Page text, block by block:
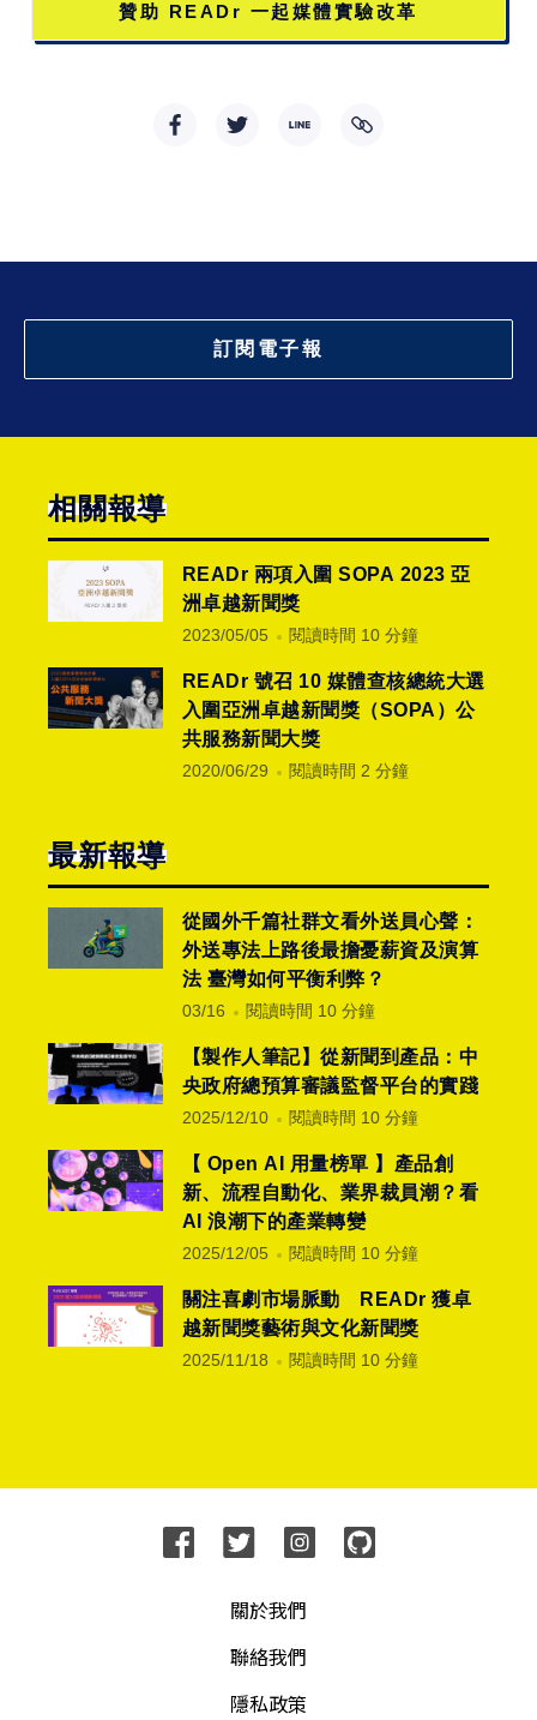
贊助 READr 一起媒體實驗改革
訂閱電子報
相關報導
READr 兩項入圍 SOPA 2023 亞
洲卓越新聞獎
2023/05/05 閱讀時間 10 分鐘
READr 號召 10 媒體查核總統大選
入圍亞洲卓越新聞獎（SOPA）公
共服務新聞大獎
2020/06/29 閱讀時間 2 分鐘
最新報導
從國外千篇社群文看外送員心聲：
外送專法上路後最擔憂薪資及演算
法 臺灣如何平衡利弊？
03/16 閱讀時間 10 分鐘
【製作人筆記】從新聞到產品：中
央政府總預算審議監督平台的實踐
2025/12/10 閱讀時間 10 分鐘
【 Open AI 用量榜單 】產品創
新、流程自動化、業界裁員潮？看
AI 浪潮下的產業轉變
2025/12/05 閱讀時間 10 分鐘
關注喜劇市場脈動 READr 獲卓
越新聞獎藝術與文化新聞獎
2025/11/18 閱讀時間 10 分鐘
關於我們
聯絡我們
隱私政策